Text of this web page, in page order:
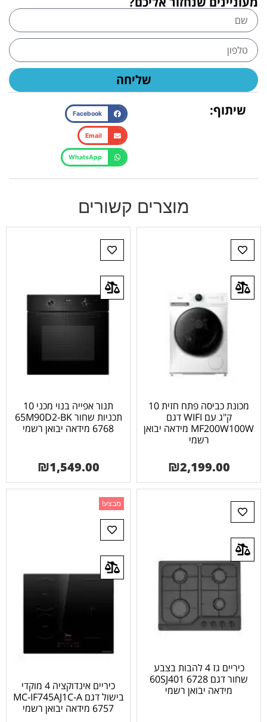
שליחה
שיתוף:
Facebook
Email
WhatsApp
מוצרים קשורים
מכונת כביסה פתח חזית 10
ק"ג עם WIFI דגם
MF200W100W מידאה יבואן
רשמי
₪2,199.00
תנור אפייה בנוי מכני 10
תכניות שחור 65M90D2-BK
6768 מידאה יבואן רשמי
₪1,549.00
כיריים גז 4 להבות בצבע
שחור דגם 6728 60SJ401
מידאה יבואן רשמי
מבצע!
כיריים אינדוקציה 4 מוקדי
בישול דגם MC-IF745AJ1C-A
6757 מידאה יבואן רשמי